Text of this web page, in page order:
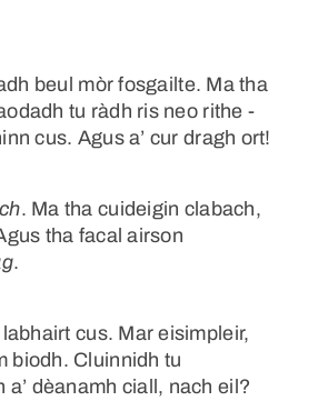
beul mòr fosgailte. Ma tha
tu ràdh ris neo rithe -
cus. Agus a’ cur dragh ort!
. Ma tha cuideigin clabach,
tha facal airson
.
cus. Mar eisimpleir,
biodh. Cluinnidh tu
dèanamh ciall, nach eil?